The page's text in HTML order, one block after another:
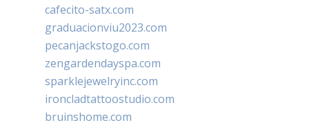
cafecito-satx.com
graduacionviu2023.com
pecanjackstogo.com
zengardendayspa.com
sparklejewelryinc.com
ironcladtattoostudio.com
bruinshome.com